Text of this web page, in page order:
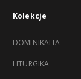
Kolekcje
DOMINIKALIA
LITURGIKA